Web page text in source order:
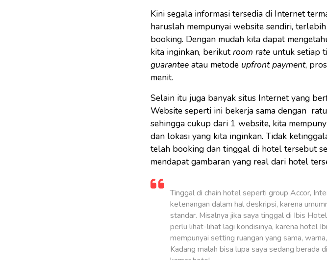
Kini segala informasi tersedia di Internet
haruslah mempunyai website sendiri,
booking. Dengan mudah kita dapat
kita inginkan, berikutroom rateuntuk setiap
guaranteeatau metode upfront payment,
menit.
Selain itu juga banyak situs Internet yang
Website seperti ini bekerja sama dengan
sehingga cukup dari 1 website, kita
dan lokasi yang kita inginkan. Tidak
telah booking dan tinggal di hotel tersebut
mendapat gambaran yang real dari hotel
Tinggal di chain hotel seperti group Accor,
ketenangan dalam hal deskripsi, karena
standar. Misalnya jika saya tinggal di Ibis
perlu lihat-lihat lagi kondisinya, karena hotel
mempunyai setting ruangan yang sama,
Kadang malah bisa lupa saya sedang berada